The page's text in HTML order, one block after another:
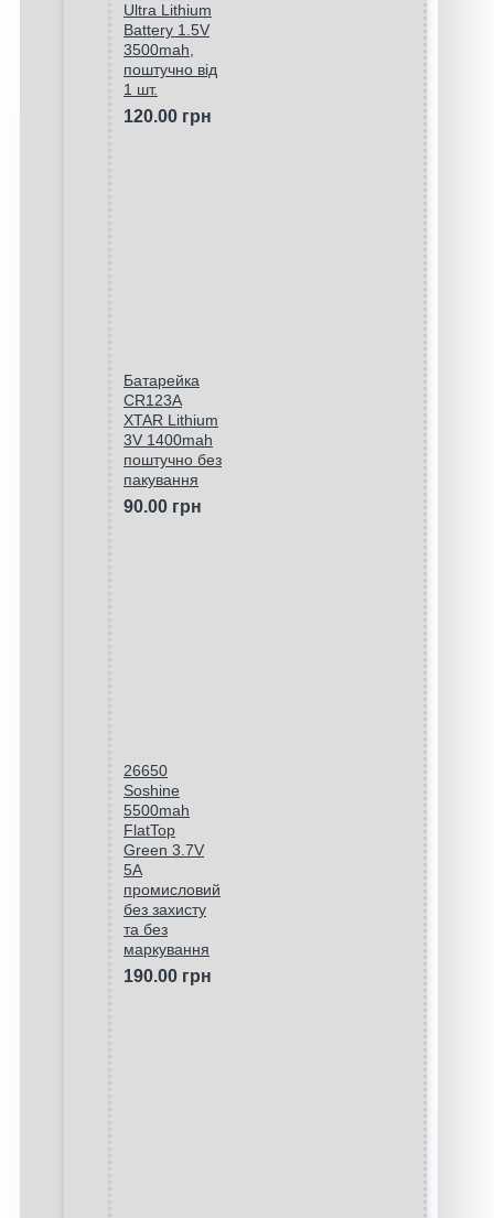
Ultra Lithium
Battery 1.5V
3500mah,
поштучно від
1 шт.
120.00 грн
Батарейка
CR123A
XTAR Lithium
3V 1400mah
поштучно без
пакування
90.00 грн
26650
Soshine
5500mah
FlatTop
Green 3.7V
5A
промисловий
без захисту
та без
маркування
190.00 грн